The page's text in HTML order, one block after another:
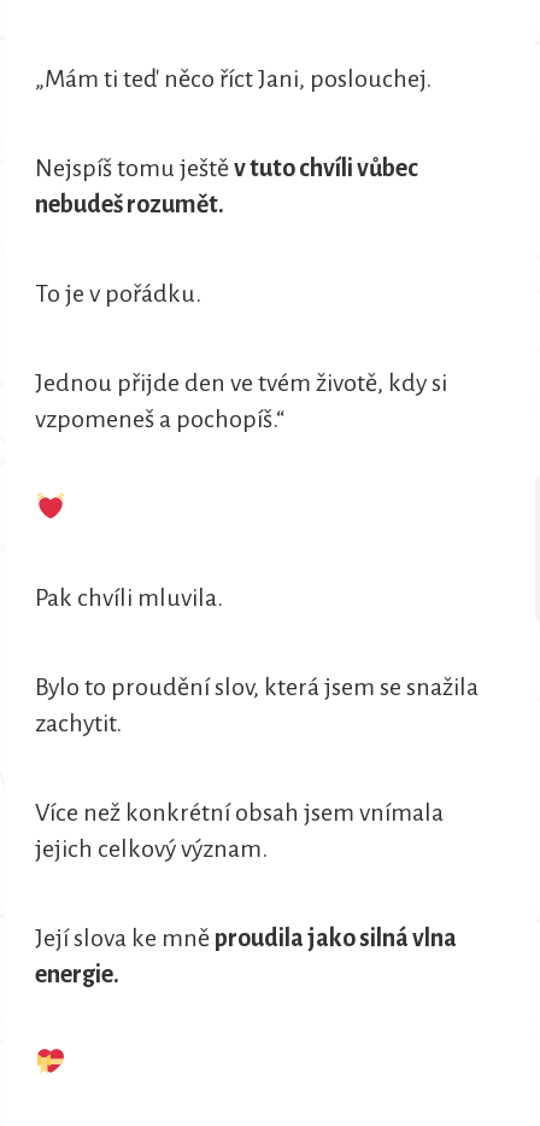
„Mám ti teď něco říct Jani, poslouchej.
Nejspíš tomu ještěv tuto chvíli vůbec
nebudeš rozumět.
To je v pořádku.
Jednou přijde den ve tvém životě, kdy si
vzpomeneš a pochopíš.“
Pak chvíli mluvila.
Bylo to proudění slov, která jsem se snažila
zachytit.
Více než konkrétní obsah jsem vnímala
jejich celkový význam.
Její slova ke mně proudila jako silná vlna
energie.